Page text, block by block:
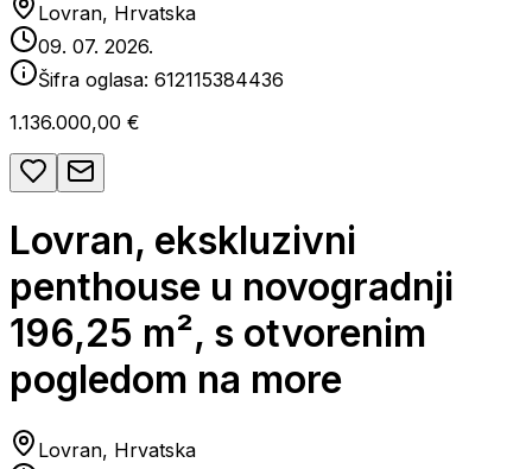
Lovran, Hrvatska
09. 07. 2026.
Šifra oglasa: 612115384436
1.136.000,00 €
Lovran, ekskluzivni
penthouse u novogradnji
196,25 m², s otvorenim
pogledom na more
Lovran, Hrvatska